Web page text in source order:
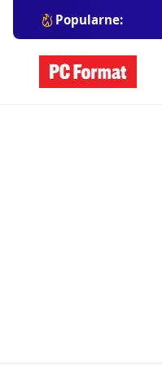
Popularne: